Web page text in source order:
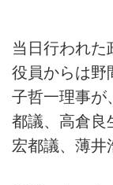
当日行われた
役員からは野
子哲一理事が
都議、高倉良
宏都議、薄井